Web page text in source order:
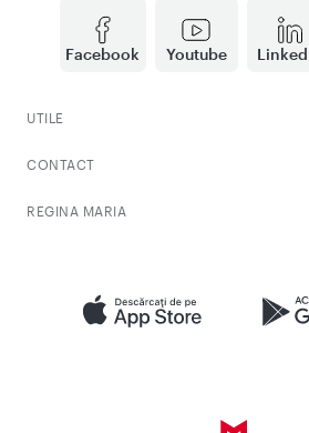
Facebook Youtube
UTILE
CONTACT
REGINA MARIA